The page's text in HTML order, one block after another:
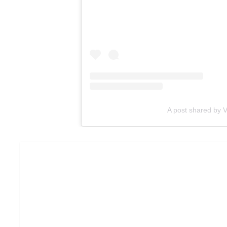
A post shared by